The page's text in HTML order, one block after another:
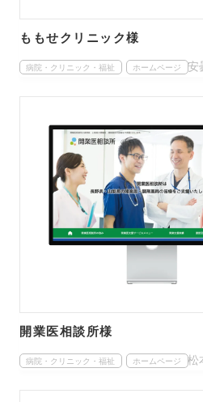
ももせクリニック様
病院・クリニック・福祉 ホームページ 安
開業医相談所様
病院・クリニック・福祉 ホームページ 松